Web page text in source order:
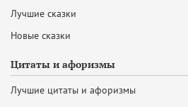
Лучшие сказки
Новые сказки
Цитаты и афоризмы
Лучшие цитаты и афоризмы